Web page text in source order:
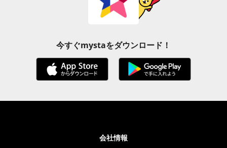
今すぐmystaをダウンロード！
会社情報